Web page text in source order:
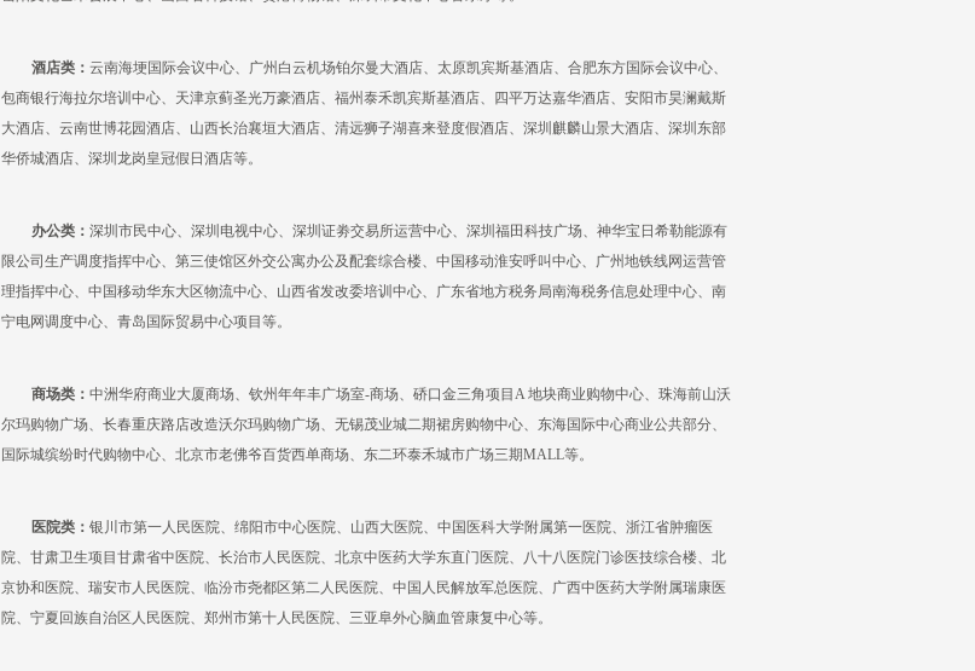
酒店类： 云南海埂国际会议中心、广州白云机场铂尔曼大酒店、太原凯宾斯基酒店、合肥东方国际会议中心、
包商银行海拉尔培训中心、天津京蓟圣光万豪酒店、福州泰禾凯宾斯基酒店、四平万达嘉华酒店、安阳市昊澜戴斯
大酒店、云南世博花园酒店、山西长治襄垣大酒店、清远狮子湖喜来登度假酒店、深圳麒麟山景大酒店、深圳东部
华侨城酒店、深圳龙岗皇冠假日酒店等。
办公类： 深圳市民中心、深圳电视中心、深圳证劵交易所运营中心、深圳福田科技广场、神华宝日希勒能源有
限公司生产调度指挥中心、第三使馆区外交公寓办公及配套综合楼、中国移动淮安呼叫中心、广州地铁线网运营管
理指挥中心、中国移动华东大区物流中心、山西省发改委培训中心、广东省地方税务局南海税务信息处理中心、南
宁电网调度中心、青岛国际贸易中心项目等。
商场类： 中洲华府商业大厦商场、钦州年年丰广场室-商场、硚口金三角项目A 地块商业购物中心、珠海前山沃
尔玛购物广场、长春重庆路店改造沃尔玛购物广场、无锡茂业城二期裙房购物中心、东海国际中心商业公共部分、
国际城缤纷时代购物中心、北京市老佛爷百货西单商场、东二环泰禾城市广场三期MALL等。
医院类： 银川市第一人民医院、绵阳市中心医院、山西大医院、中国医科大学附属第一医院、浙江省肿瘤医
院、甘肃卫生项目甘肃省中医院、长治市人民医院、北京中医药大学东直门医院、八十八医院门诊医技综合楼、北
京协和医院、瑞安市人民医院、临汾市尧都区第二人民医院、中国人民解放军总医院、广西中医药大学附属瑞康医
院、宁夏回族自治区人民医院、郑州市第十人民医院、三亚阜外心脑血管康复中心等。